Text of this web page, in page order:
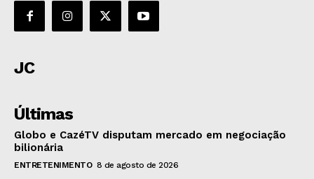
JC
Últimas
Globo e CazéTV disputam mercado em negociação
bilionária
ENTRETENIMENTO 8 de agosto de 2026